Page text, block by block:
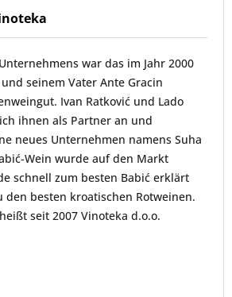
war das im Jahr 2000
und seinem Vater Ante Gracin
Ivan Ratković und Lado
ihnen als Partner an und
neues Unternehmen namens Suha
Wein wurde auf den Markt
schnell zum besten Babić erklärt
den besten kroatischen Rotweinen.
seit 2007 Vinoteka d.o.o.